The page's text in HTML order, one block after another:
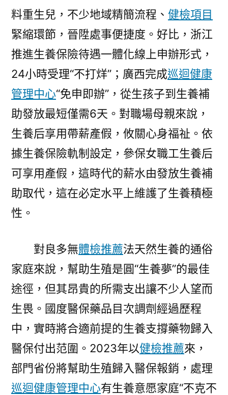
料重生兒，不少地域精簡流程、 健檢項目
緊縮環節，晉陞處事便捷度。好比，浙江
推進生養保險待遇一體化線上申辦形式，
24小時受理“不打烊”；廣西完成巡迴健康
管理中心“免申即辦”，從生孩子到生養補
助發放最短僅需6天。對職場母親來說，
生養后享用帶薪產假，攸關心身福祉。依
據生養保險軌制設定，參保女職工生養后
可享用產假，這時代的薪水由發放生養補
助取代，這在必定水平上維護了生養積極
性。
對良多無體檢推薦法天然生養的通俗
家庭來說，幫助生殖是圓“生養夢”的最佳
途徑，但其昂貴的所需支出讓不少人望而
生畏。國度醫保藥品目次調劑經過歷程
中，實時將合適前提的生養支撐藥物歸入
醫保付出范圍。2023年以健檢推薦來，
部門省份將幫助生殖歸入醫保報銷，處理
巡迴健康管理中心有生養意愿家庭“不克不